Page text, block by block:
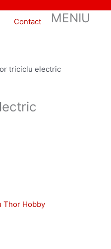
Contact MENIU
triciclu electric
Thor Hobby